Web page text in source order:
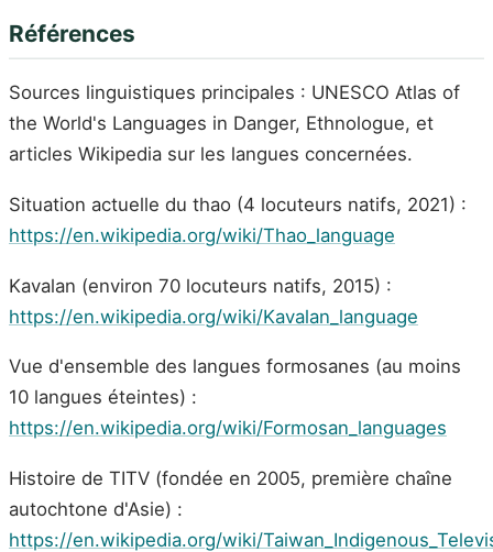
Références
Sources linguistiques principales : UNESCO Atlas of
the World's Languages in Danger, Ethnologue, et
articles Wikipedia sur les langues concernées.
Situation actuelle du thao (4 locuteurs natifs, 2021) :
https://en.wikipedia.org/wiki/Thao_language
Kavalan (environ 70 locuteurs natifs, 2015) :
https://en.wikipedia.org/wiki/Kavalan_language
Vue d'ensemble des langues formosanes (au moins
10 langues éteintes) :
https://en.wikipedia.org/wiki/Formosan_languages
Histoire de TITV (fondée en 2005, première chaîne
autochtone d'Asie) :
https://en.wikipedia.org/wiki/